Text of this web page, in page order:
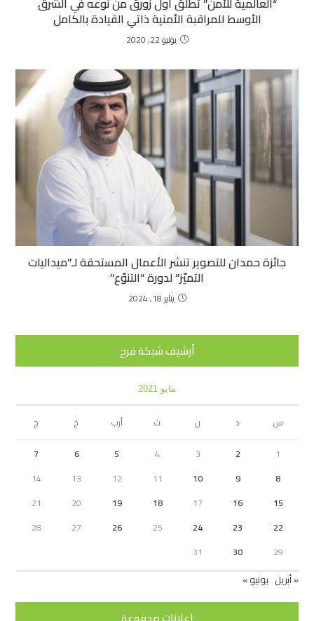
الأوسط للمراقبة الأمنية ذاتي القيادة بالكامل
يونيو 22, 2020
جائزة حمدان للتصوير تنشر الأعمال المستحقة لـ”ميداليات
التميّز” لدورة “التنوّع”
يناير 18, 2024
أرشيف شبكة فرح
مايو 2021
س د ن ث أرب خ
ج
1
2
3
4
5
6
7
8
9
10
11
12
13
14
15
16
17
18
19
20
21
22
23
24
25
26
27
28
29
30
31
« أبريل يونيو »